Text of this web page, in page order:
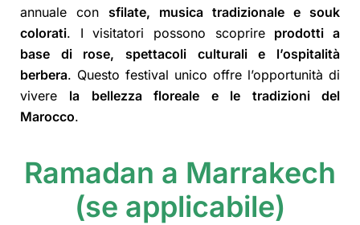
annuale con sfilate, musica tradizionale e souk
colorati. I visitatori possono scoprire prodotti a
base di rose, spettacoli culturali e l’ospitalità
berbera. Questo festival unico offre l’opportunità di
vivere la bellezza floreale e le tradizioni del
Marocco.
Ramadan a Marrakech
(se applicabile)